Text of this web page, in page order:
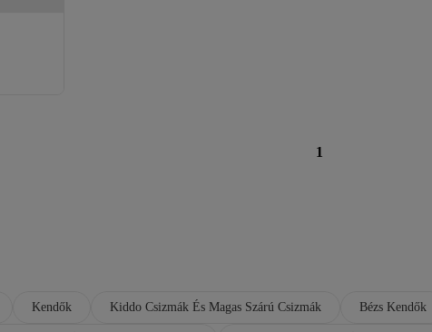
1
Kendők Kiddo Csizmák És Magas Szárú Csizmák Bézs Kendők